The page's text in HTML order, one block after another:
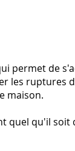
permet de
les ruptures
maison.
quel qu'il soit